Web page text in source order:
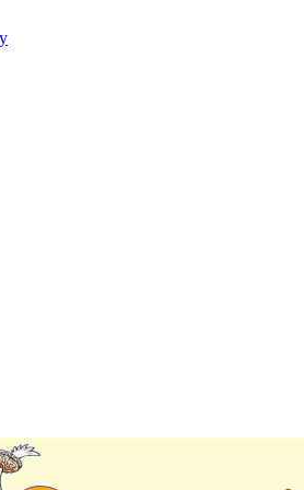
картинки, смешные истории, клипы!
приколы, карикатуры, шаржи, стихи,